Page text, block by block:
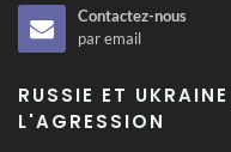
Contactez-nous
par email
RUSSIE ET
L'AGRESSION